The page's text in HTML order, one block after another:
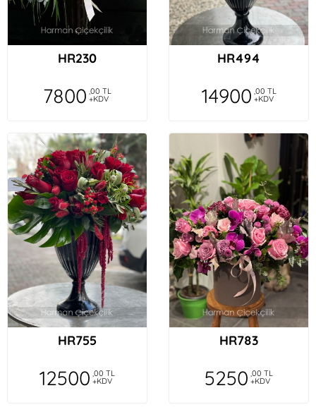
HR230
7800 ,00 TL
+KDV
HR494
14900 ,00 TL
+KDV
HR755
12500 ,00 TL
+KDV
HR783
5250 ,00 TL
+KDV